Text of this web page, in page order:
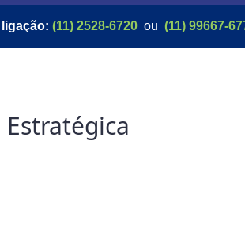
(11) 2528-6720 ou (11) 99667-